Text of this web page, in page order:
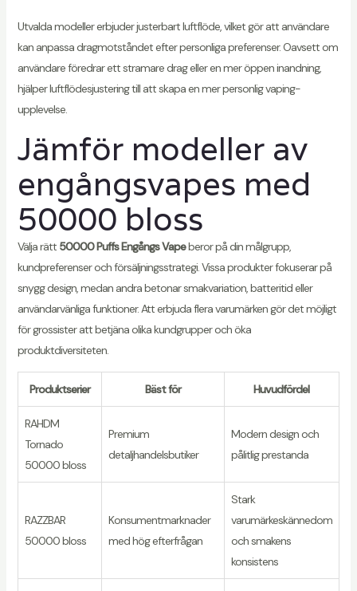
Utvalda modeller erbjuder justerbart luftflöde, vilket gör att användare
kan anpassa dragmotståndet efter personliga preferenser. Oavsett om
användare föredrar ett stramare drag eller en mer öppen inandning,
hjälper luftflödesjustering till att skapa en mer personlig vaping-
upplevelse.
Jämför modeller av
engångsvapes med
50000 bloss
Välja rätt 50000 Puffs Engångs Vapeberor på din målgrupp,
kundpreferenser och försäljningsstrategi. Vissa produkter fokuserar på
snygg design, medan andra betonar smakvariation, batteritid eller
användarvänliga funktioner. Att erbjuda flera varumärken gör det möjligt
för grossister att betjäna olika kundgrupper och öka
produktdiversiteten.
Produktserier Bäst för Huvudfördel
RAHDM
Tornado
50000 bloss
Premium
detaljhandelsbutiker
Modern design och
pålitlig prestanda
RAZZBAR
50000 bloss
Konsumentmarknader
med hög efterfrågan
Stark
varumärkeskännedom
och smakens
konsistens